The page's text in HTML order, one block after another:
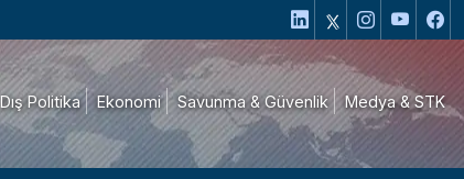
Dış Politika Ekonomi Savunma & Güvenlik Medya & STK